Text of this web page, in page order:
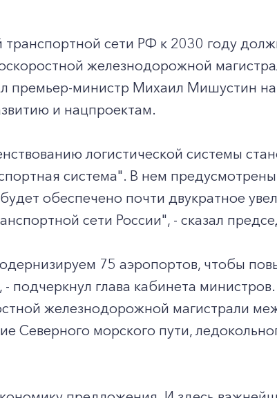
сети РФ к 2030 году
железнодорожной
премьер-министр Михаил Мишустин
и нацпроектам.
логистической системы
система". В нем
обеспечено почти двукратное
сети России", - сказал
75 аэропортов, чтобы
подчеркнул глава кабинета
железнодорожной магистрали
Северного морского пути,